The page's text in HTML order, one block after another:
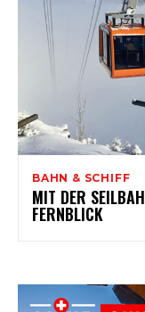
BAHN & SCHIFF
MIT DER
FERNBLICK